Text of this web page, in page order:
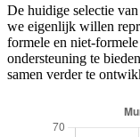
De huidige selectie
we eigenlijk willen
formele en niet-
ondersteuning te
samen verder te